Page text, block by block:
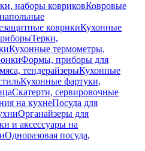
наборы ковриковКовровые
коврикиКухонные
Терки,
Кухонные термометры,
Формы, приборы для
тендерайзерыКухонные
Кухонные фартуки,
Скатерти, сервировочные
на кухнеПосуда для
Органайзеры для
и аксессуары на
Одноразовая посуда,